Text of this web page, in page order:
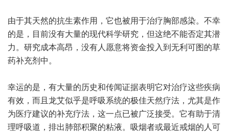
由于其天然的抗生素作用，它也被用于治疗胸部感染。不幸
的是，目前没有大量的现代科学研究，但这绝不能否定其潜
力。研究成本高昂，没有人愿意将资金投入到无利可图的草
药补充剂中。
幸运的是，有大量的历史和传闻证据表明它对治疗这些疾病
有效，而且龙艾似乎是呼吸系统的极佳天然疗法，尤其是作
为医疗建议的补充疗法，这一点已被广泛接受。它有助于清
理呼吸道，排出肺部积聚的粘液。吸烟者或最近戒烟的人可